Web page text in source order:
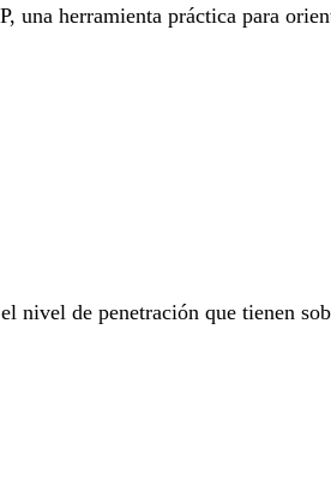
una herramienta práctica para
nivel de penetración que tienen